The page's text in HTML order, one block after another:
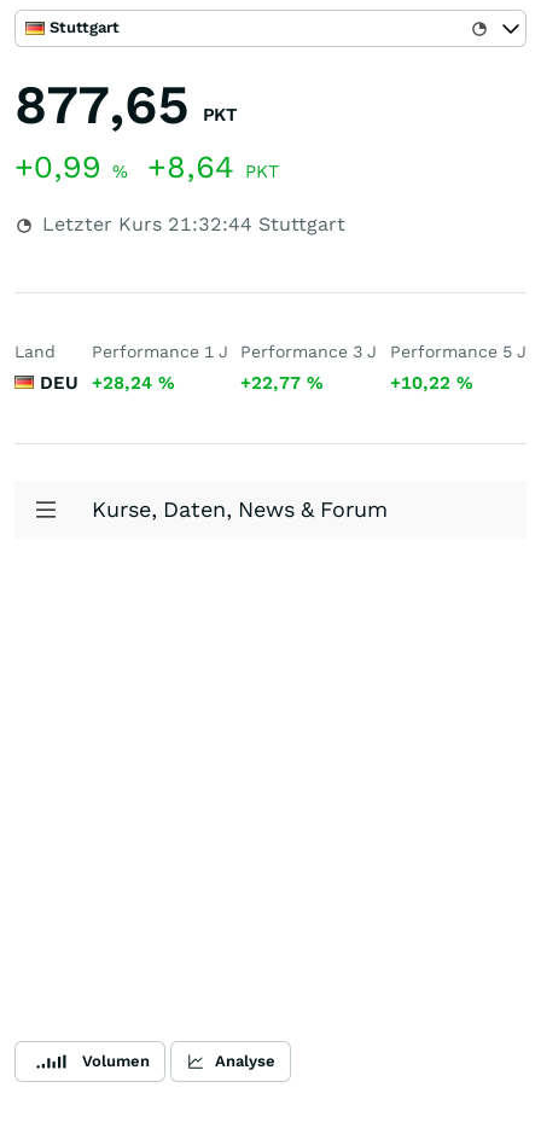
Stuttgart
877,65 PKT
+0,99 % +8,64 PKT
Letzter Kurs 21:32:44 Stuttgart
Land
DEU
Performance 1 J
+28,24 %
Performance 3 J
+22,77%
Performance 5 J
+10,22 %
Kurse, Daten, News & Forum
Volumen Analyse